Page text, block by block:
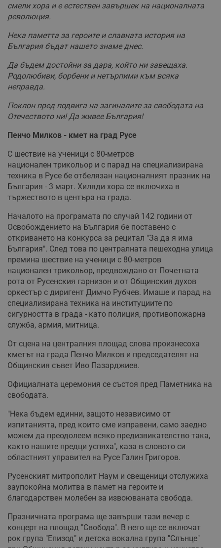
смели хора и е естествен завършек на националната
революция.
Нека паметта за героите и славната история на
България бъдат нашето знаме днес.
Да бъдем достойни за дара, който ни завещаха.
Родолюбиви, борбени и нетърпими към всяка
неправда.
Поклон пред подвига на загиналите за свободата на
Отечеството ни! Да живее България!
Пенчо Милков - кмет на град Русе
С шествие на ученици с 80-метров
национален трикольор и с парад на специализирана
техника в Русе бе отбелязан националният празник на
България - 3 март. Хиляди хора се включиха в
тържеството в центъра на града.
Началото на програмата по случай 142 години от
Освобождението на България бе поставено с
откриването на конкурса за рецитал "За да я има
България". След това по централната пешеходна улица
премина шествие на ученици с 80-метров
национален трикольор, предвождано от Почетната
рота от Русенския гарнизон и от Общинския духов
оркестър с диригент Димчо Рубчев. Имаше и парад на
специализирана техника на институциите по
сигурността в града - като полиция, противопожарна
служба, армия, митница.
От сцена на централния площад слова произнесоха
кметът на града Пенчо Милков и председателят на
Общинския съвет Иво Пазарджиев.
Официалната церемония се състоя пред Паметника на
свободата.
"Нека бъдем единни, защото независимо от
изпитанията, пред които сме изправени, само заедно
можем да преодолеем всяко предизвикателство така,
както нашите предци успяха", каза в словото си
областният управител на Русе Галин Григоров.
Русенският митрополит Наум и свещеници отслужиха
заупокойна молитва в памет на героите и
благодарствен молебен за извоюваната свобода.
Празничната програма ще завърши тази вечер с
концерт на площад "Свобода". В него ще се включат
рок група "Епизод" и детска вокална група "Слънце"